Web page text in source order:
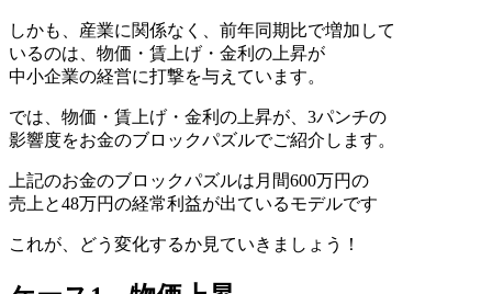
しかも、産業に関係なく、前年同期比で増加して
いるのは、物価・賃上げ・金利の上昇が
中小企業の経営に打撃を与えています。
では、物価・賃上げ・金利の上昇が、3パンチの
影響度をお金のブロックパズルでご紹介します。
上記のお金のブロックパズルは月間600万円の
売上と48万円の経常利益が出ているモデルです
これが、どう変化するか見ていきましょう！